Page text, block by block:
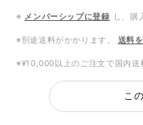
※ メンバーシップに登録 し、購
※別途送料がかかります。 送料
※¥10,000以上のご注文で国内送
こ